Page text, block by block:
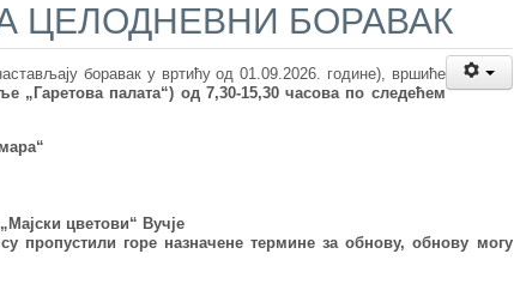
ЦЕЛОДНЕВНИ БОРАВАК
боравак у вртићу од 01.09.2026. године), вршиће
„Гаретова палата“) од 7,30-15,30 часова по следећем
цветови“ Вучје
пропустили горе назначене термине за обнову, обнову могу